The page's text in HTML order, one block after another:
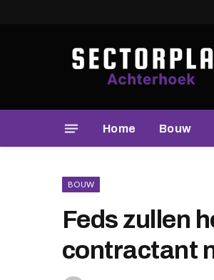
Home Bouw
BOUW
Feds zullen
contractant